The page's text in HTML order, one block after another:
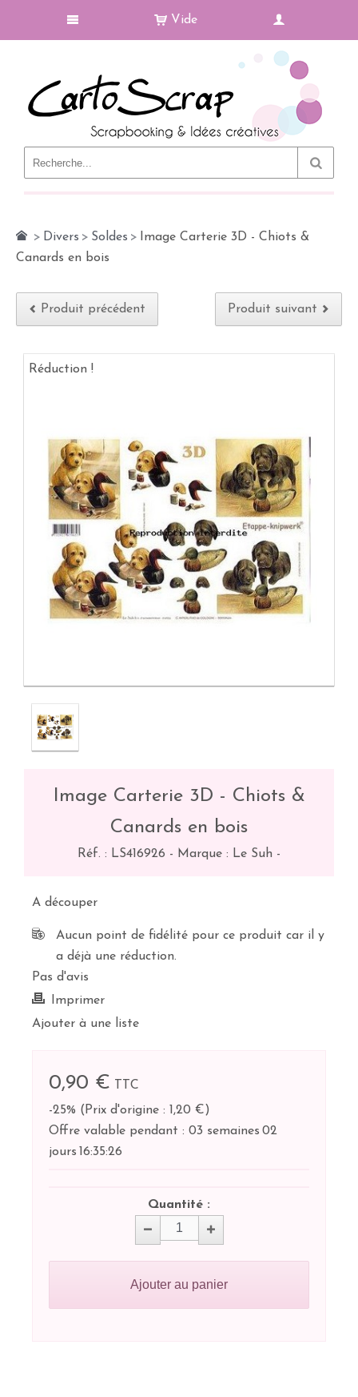
Vide
> Divers > Soldes >
Image Carterie 3D - Chiots &
Canards en bois
Produit précédent Produit suivant
Réduction !
Image Carterie 3D - Chiots &
Canards en bois
Réf. : LS416926 - Marque : Le Suh -
A découper
Aucun point de fidélité pour ce produit car il y
a déjà une réduction.
Pas d'avis
Imprimer
Ajouter à une liste
0,90 €
TTC
-25% ( Prix d'origine : 1,20 €)
Offre valable pendant : 03 semaines 02
jours 16:35:26
Quantité :
Ajouter au panier